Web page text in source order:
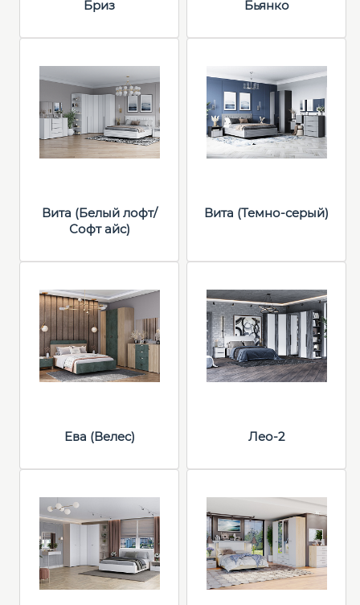
Бриз Бьянко
Вита (Белый лофт/
Софт айс)
Вита (Темно-серый)
Ева (Велес) Лео-2